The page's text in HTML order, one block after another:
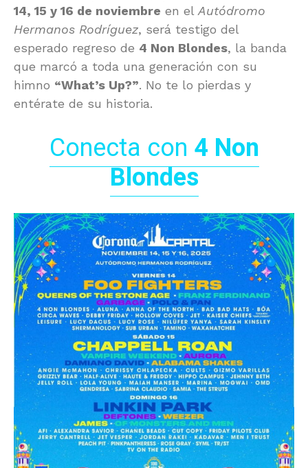
14, 15 y 16 de noviembre en el Autódromo
Hermanos Rodríguez, será testigo del
esperado regreso de 4 Non Blondes, la banda
que marcó a toda una generación con su
himno “What’s Up?”. No te lo pierdas y
entérate de su historia.
Conecta con 4 Non
Blondes